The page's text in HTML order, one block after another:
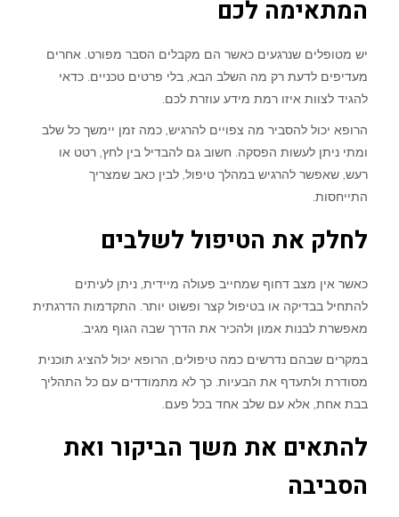
המתאימה לכם
יש מטופלים שנרגעים כאשר הם מקבלים הסבר מפורט. אחרים
מעדיפים לדעת רק מה השלב הבא, בלי פרטים טכניים. כדאי
להגיד לצוות איזו רמת מידע עוזרת לכם.
הרופא יכול להסביר מה צפויים להרגיש, כמה זמן יימשך כל שלב
ומתי ניתן לעשות הפסקה. חשוב גם להבדיל בין לחץ, רטט או
רעש, שאפשר להרגיש במהלך טיפול, לבין כאב שמצריך
התייחסות.
לחלק את הטיפול לשלבים
כאשר אין מצב דחוף שמחייב פעולה מיידית, ניתן לעיתים
להתחיל בבדיקה או בטיפול קצר ופשוט יותר. התקדמות הדרגתית
מאפשרת לבנות אמון ולהכיר את הדרך שבה הגוף מגיב.
במקרים שבהם נדרשים כמה טיפולים, הרופא יכול להציג תוכנית
מסודרת ולתעדף את הבעיות. כך לא מתמודדים עם כל התהליך
בבת אחת, אלא עם שלב אחד בכל פעם.
להתאים את משך הביקור ואת
הסביבה